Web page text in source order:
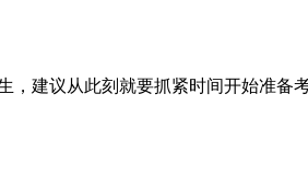
，建议从此刻就要抓紧时间开始准